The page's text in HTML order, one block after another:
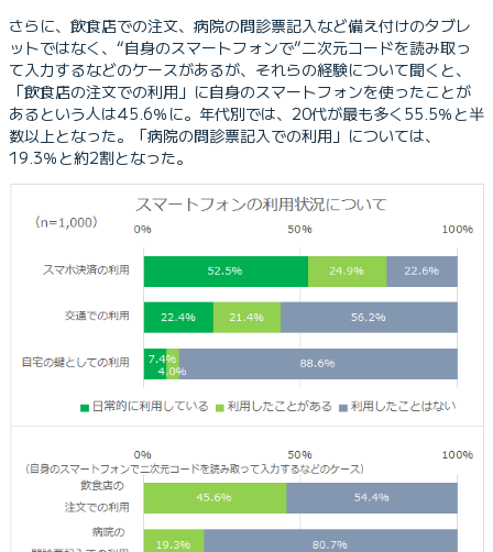
さらに、飲食店での注文、病院の問診票記入など備え付けのタブレ
ットではなく、“自身のスマートフォンで”二次元コードを読み取っ
て入力するなどのケースがあるが、それらの経験について聞くと、
「飲食店の注文での利用」に自身のスマートフォンを使ったことが
あるという人は45.6％に。年代別では、20代が最も多く55.5％と半
数以上となった。「病院の問診票記入での利用」については、
19.3％と約2割となった。